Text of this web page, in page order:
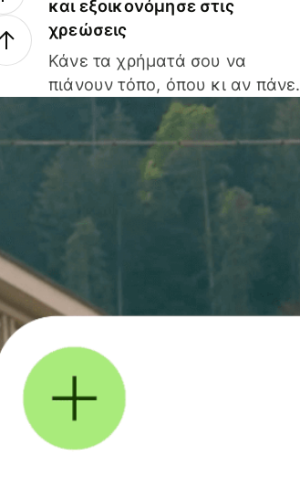
και εξοικονόμησε στις
χρεώσεις
Κάνε τα χρήματά σου να
πιάνουν τόπο, όπου κι αν πάνε.